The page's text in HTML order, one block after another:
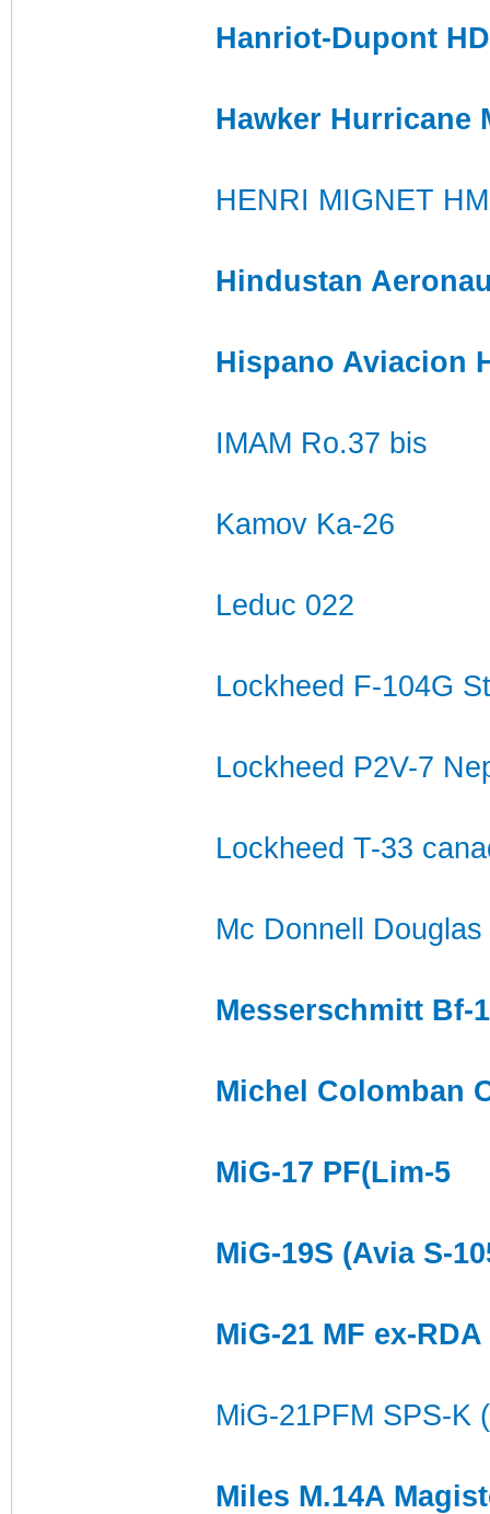
Hanriot-Dupont
Hawker Hurricane
HENRI MIGNET
Hindustan
Hispano Aviacion
IMAM Ro.37 bis
Kamov Ka-26
Leduc 022
Lockheed F-104G
Lockheed P2V-7
Lockheed T-33
Mc Donnell
Messerschmitt Bf-
Michel Colomban
MiG-17 PF(Lim-5
MiG-19S (Avia S-
MiG-21 MF ex-
MiG-21PFM SPS-K
Miles M.14A